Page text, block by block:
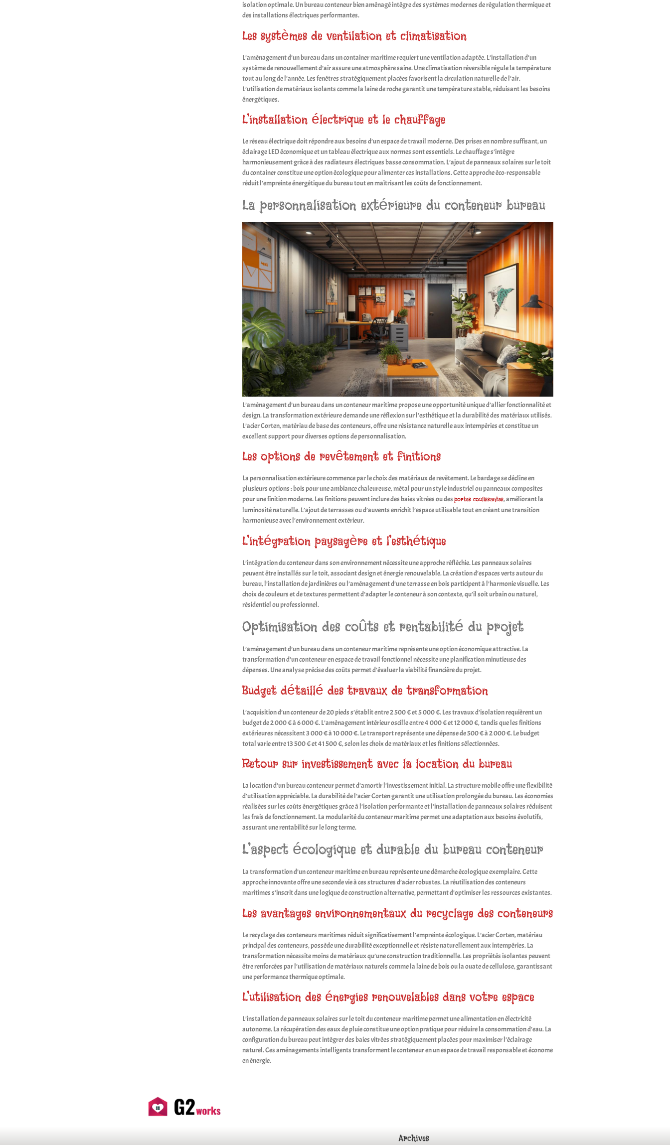
isolation optimale. Un bureau conteneur bien aménagé intègre des systèmes modernes de régulation thermique et
des installations électriques performantes.
Les systèmes de ventilation et climatisation
L’aménagement d’un bureau dans un container maritime requiert une ventilation adaptée. L’installation d’un
système de renouvellement d’air assure une atmosphère saine. Une climatisation réversible régule la température
tout au long de l’année. Les fenêtres stratégiquement placées favorisent la circulation naturelle de l’air.
L’utilisation de matériaux isolants comme la laine de roche garantit une température stable, réduisant les besoins
énergétiques.
L’installation électrique et le chauffage
Le réseau électrique doit répondre aux besoins d’un espace de travail moderne. Des prises en nombre suffisant, un
éclairage LED économique et un tableau électrique aux normes sont essentiels. Le chauffage s’intègre
harmonieusement grâce à des radiateurs électriques basse consommation. L’ajout de panneaux solaires sur le toit
du container constitue une option écologique pour alimenter ces installations. Cette approche éco-responsable
réduit l’empreinte énergétique du bureau tout en maîtrisant les coûts de fonctionnement.
La personnalisation extérieure du conteneur bureau
L’aménagement d’un bureau dans un conteneur maritime propose une opportunité unique d’allier fonctionnalité et
design. La transformation extérieure demande une réflexion sur l’esthétique et la durabilité des matériaux utilisés.
L’acier Corten, matériau de base des conteneurs, offre une résistance naturelle aux intempéries et constitue un
excellent support pour diverses options de personnalisation.
Les options de revêtement et finitions
La personnalisation extérieure commence par le choix des matériaux de revêtement. Le bardage se décline en
plusieurs options : bois pour une ambiance chaleureuse, métal pour un style industriel ou panneaux composites
pour une finition moderne. Les finitions peuvent inclure des baies vitrées ou des portes coulissantes, améliorant la
luminosité naturelle. L’ajout de terrasses ou d’auvents enrichit l’espace utilisable tout en créant une transition
harmonieuse avec l’environnement extérieur.
L’intégration paysagère et l’esthétique
L’intégration du conteneur dans son environnement nécessite une approche réfléchie. Les panneaux solaires
peuvent être installés sur le toit, associant design et énergie renouvelable. La création d’espaces verts autour du
bureau, l’installation de jardinières ou l’aménagement d’une terrasse en bois participent à l’harmonie visuelle. Les
choix de couleurs et de textures permettent d’adapter le conteneur à son contexte, qu’il soit urbain ou naturel,
résidentiel ou professionnel.
Optimisation des coûts et rentabilité du projet
L’aménagement d’un bureau dans un conteneur maritime représente une option économique attractive. La
transformation d’un conteneur en espace de travail fonctionnel nécessite une planification minutieuse des
dépenses. Une analyse précise des coûts permet d’évaluer la viabilité financière du projet.
Budget détaillé des travaux de transformation
L’acquisition d’un conteneur de 20 pieds s’établit entre 2 500 € et 5 000 €. Les travaux d’isolation requièrent un
budget de 2 000 € à 6 000 €. L’aménagement intérieur oscille entre 4 000 € et 12 000 €, tandis que les finitions
extérieures nécessitent 3 000 € à 10 000 €. Le transport représente une dépense de 500 € à 2 000 €. Le budget
total varie entre 13 500 € et 41 500 €, selon les choix de matériaux et les finitions sélectionnées.
Retour sur investissement avec la location du bureau
La location d’un bureau conteneur permet d’amortir l’investissement initial. La structure mobile offre une flexibilité
d’utilisation appréciable. La durabilité de l’acier Corten garantit une utilisation prolongée du bureau. Les économies
réalisées sur les coûts énergétiques grâce à l’isolation performante et l’installation de panneaux solaires réduisent
les frais de fonctionnement. La modularité du conteneur maritime permet une adaptation aux besoins évolutifs,
assurant une rentabilité sur le long terme.
L’aspect écologique et durable du bureau conteneur
La transformation d’un conteneur maritime en bureau représente une démarche écologique exemplaire. Cette
approche innovante offre une seconde vie à ces structures d’acier robustes. La réutilisation des conteneurs
maritimes s’inscrit dans une logique de construction alternative, permettant d’optimiser les ressources existantes.
Les avantages environnementaux du recyclage des conteneurs
Le recyclage des conteneurs maritimes réduit significativement l’empreinte écologique. L’acier Corten, matériau
principal des conteneurs, possède une durabilité exceptionnelle et résiste naturellement aux intempéries. La
transformation nécessite moins de matériaux qu’une construction traditionnelle. Les propriétés isolantes peuvent
être renforcées par l’utilisation de matériaux naturels comme la laine de bois ou la ouate de cellulose, garantissant
une performance thermique optimale.
L’utilisation des énergies renouvelables dans votre espace
L’installation de panneaux solaires sur le toit du conteneur maritime permet une alimentation en électricité
autonome. La récupération des eaux de pluie constitue une option pratique pour réduire la consommation d’eau. La
configuration du bureau peut intégrer des baies vitrées stratégiquement placées pour maximiser l’éclairage
naturel. Ces aménagements intelligents transforment le conteneur en un espace de travail responsable et économe
en énergie.
Archives